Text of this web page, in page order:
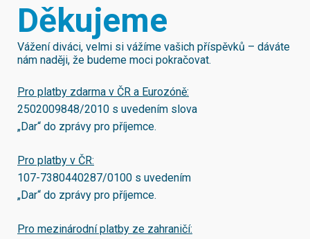
Děkujeme
Vážení diváci, velmi si vážíme vašich příspěvků – dáváte
nám naději, že budeme moci pokračovat.
Pro platby zdarma v ČR a Eurozóně:
2502009848/2010 s uvedením slova
„Dar“ do zprávy pro příjemce.
Pro platby v ČR:
107-7380440287/0100 s uvedením
„Dar“ do zprávy pro příjemce.
Pro mezinárodní platby ze zahraničí: